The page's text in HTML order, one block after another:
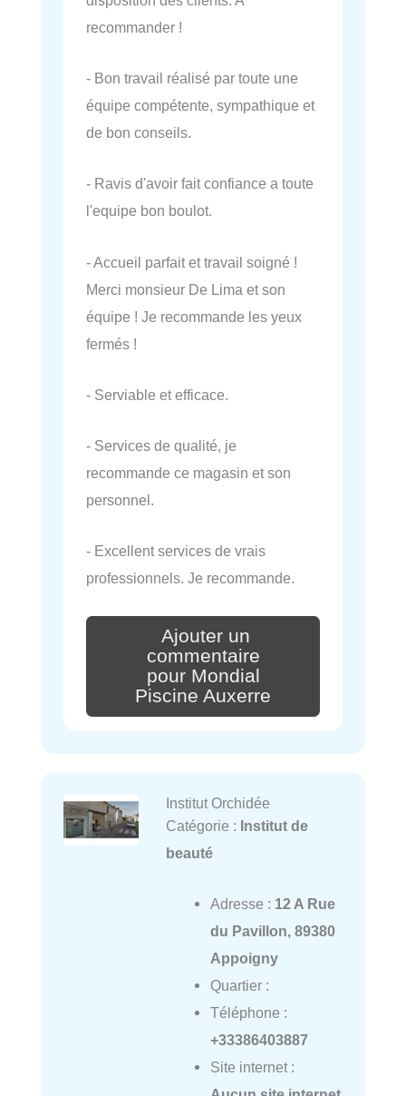
recommander !
- Bon travail réalisé par toute une
équipe compétente, sympathique et
de bon conseils.
- Ravis d'avoir fait confiance a toute
l'equipe bon boulot.
- Accueil parfait et travail soigné !
Merci monsieur De Lima et son
équipe ! Je recommande les yeux
fermés !
- Serviable et efficace.
- Services de qualité, je
recommande ce magasin et son
personnel.
- Excellent services de vrais
professionnels. Je recommande.
Ajouter un
commentaire
pour Mondial
Piscine Auxerre
Institut Orchidée
Catégorie : Institut de
beauté
Adresse : 12 A Rue
du Pavillon, 89380
Appoigny
Quartier :
Téléphone :
+33386403887
Site internet :